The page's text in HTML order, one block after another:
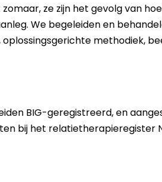
ze zijn het gevolg van
We begeleiden en
methodiek,
BIG-geregistreerd, en
bij het relatietherapieregister